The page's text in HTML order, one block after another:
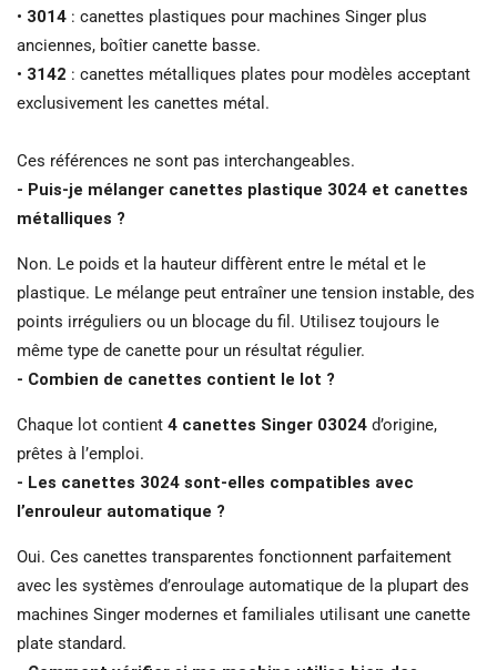
• 3014 : canettes plastiques pour machines Singer plus
anciennes, boîtier canette basse.
• 3142 : canettes métalliques plates pour modèles acceptant
exclusivement les canettes métal.
Ces références ne sont pas interchangeables.
- Puis-je mélanger canettes plastique 3024 et canettes
métalliques ?
Non. Le poids et la hauteur diffèrent entre le métal et le
plastique. Le mélange peut entraîner une tension instable, des
points irréguliers ou un blocage du fil. Utilisez toujours le
même type de canette pour un résultat régulier.
- Combien de canettes contient le lot ?
Chaque lot contient 4 canettes Singer 03024 d’origine,
prêtes à l’emploi.
- Les canettes 3024 sont-elles compatibles avec
l’enrouleur automatique ?
Oui. Ces canettes transparentes fonctionnent parfaitement
avec les systèmes d’enroulage automatique de la plupart des
machines Singer modernes et familiales utilisant une canette
plate standard.